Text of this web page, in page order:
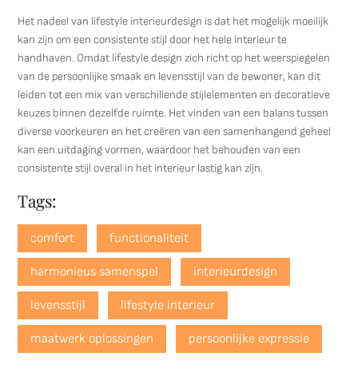
Het nadeel van lifestyle interieurdesign is dat het mogelijk moeilijk
kan zijn om een consistente stijl door het hele interieur te
handhaven. Omdat lifestyle design zich richt op het weerspiegelen
van de persoonlijke smaak en levensstijl van de bewoner, kan dit
leiden tot een mix van verschillende stijlelementen en decoratieve
keuzes binnen dezelfde ruimte. Het vinden van een balans tussen
diverse voorkeuren en het creëren van een samenhangend geheel
kan een uitdaging vormen, waardoor het behouden van een
consistente stijl overal in het interieur lastig kan zijn.
Tags:
comfort functionaliteit
harmonieus samenspel interieurdesign
levensstijl lifestyle interieur
maatwerk oplossingen persoonlijke expressie